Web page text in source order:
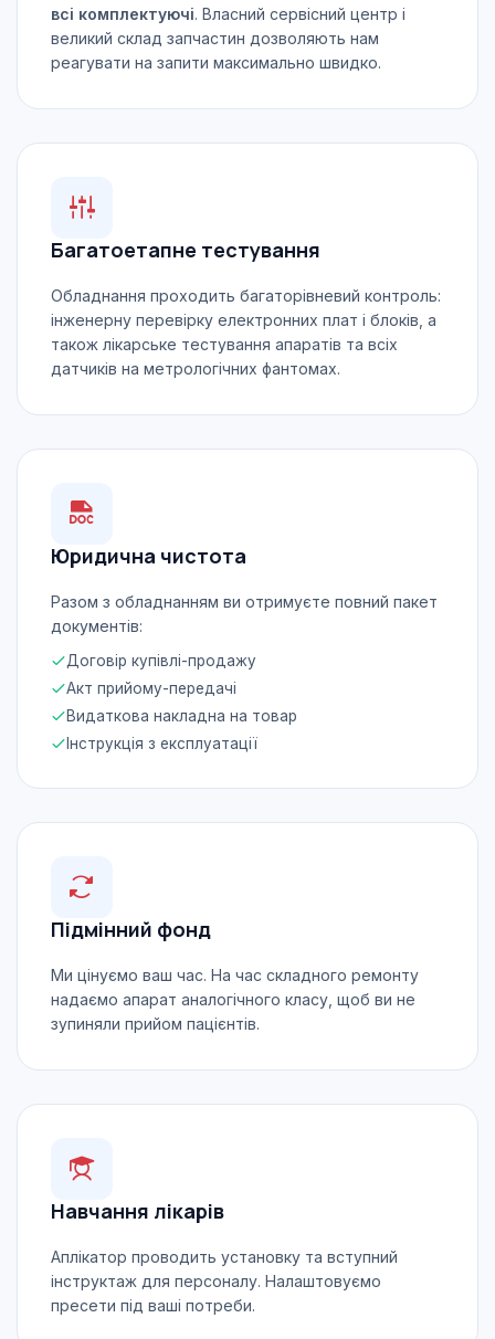
всі комплектуючі. Власний сервісний центр і
великий склад запчастин дозволяють нам
реагувати на запити максимально швидко.
Багатоетапне тестування
Обладнання проходить багаторівневий контроль:
інженерну перевірку електронних плат і блоків, а
також лікарське тестування апаратів та всіх
датчиків на метрологічних фантомах.
Юридична чистота
Разом з обладнанням ви отримуєте повний пакет
документів:
Договір купівлі-продажу
Акт прийому-передачі
Видаткова накладна на товар
Інструкція з експлуатації
Підмінний фонд
Ми цінуємо ваш час. На час складного ремонту
надаємо апарат аналогічного класу, щоб ви не
зупиняли прийом пацієнтів.
Навчання лікарів
Аплікатор проводить установку та вступний
інструктаж для персоналу. Налаштовуємо
пресети під ваші потреби.